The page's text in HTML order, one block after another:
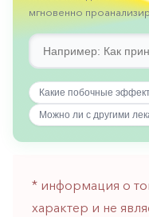
Урология
горло-
нос
Хирургия
Щитовидная
железа
мгновенно
Какие побочные
Можно ли с другими
* информация о
характер и не